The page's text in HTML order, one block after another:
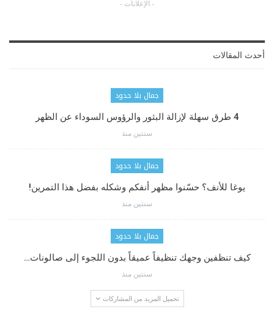
- الإعلانات -
أحدث المقالات
جمال بلا حدود
4 طرق سهلة لإزالة البثور والرؤوس السوداء عن الظهر
سنتين منذ
جمال بلا حدود
يوغا للأنف؟ حسّنوا مظهر أنفكم وشكله بفضل هذا التمرين!
سنتين منذ
جمال بلا حدود
كيف تنظفين وجهك تنظيفاً عميقاً بدون اللجوء إلى صالونات…
سنتين منذ
تحميل المزيد من المشاركات